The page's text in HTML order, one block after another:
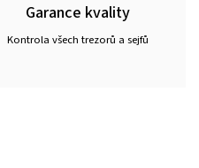
Garance kvality
Kontrola všech trezorů a sejfů